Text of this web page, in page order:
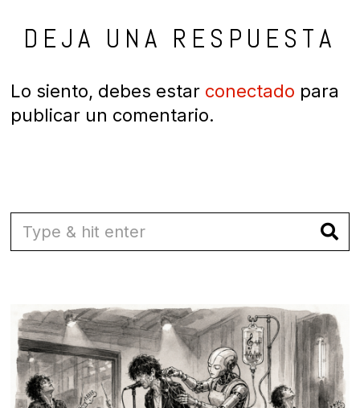
DEJA UNA RESPUESTA
Lo siento, debes estar conectado para
publicar un comentario.